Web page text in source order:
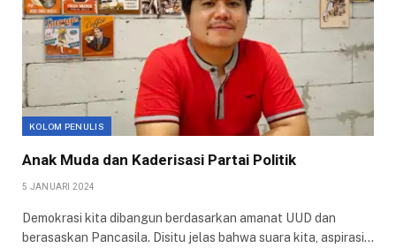
KOLOM PENULIS
Anak Muda dan Kaderisasi Partai Politik
5 JANUARI 2024
Demokrasi kita dibangun berdasarkan amanat UUD dan
berasaskan Pancasila. Disitu jelas bahwa suara kita, aspirasi…